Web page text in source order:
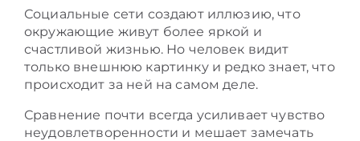
Социальные сети создают иллюзию, что
окружающие живут более яркой и
счастливой жизнью. Но человек видит
только внешнюю картинку и редко знает, что
происходит за ней на самом деле.
Сравнение почти всегда усиливает чувство
неудовлетворенности и мешает замечать